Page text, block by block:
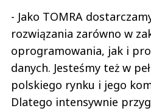
- Jako TOMRA
rozwiązania zarówno w
oprogramowania, jak i
danych. Jesteśmy też w
polskiego rynku i jego
Dlatego intensywnie